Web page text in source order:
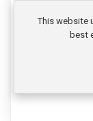
Elegantne
This website
best